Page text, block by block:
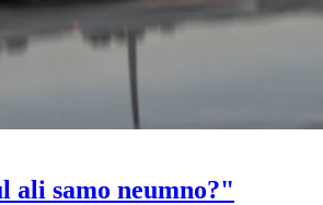
ali samo neumno?"